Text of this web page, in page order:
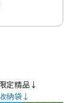
定精品↓
納袋↓